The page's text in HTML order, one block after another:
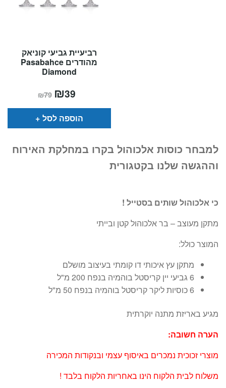
רביעיית גביעי קוניאק
מהודרים Pasabahce
Diamond
₪79 המחיר
המקורי
היה:
₪79.
₪39
הוא:
הוספה לסל
למבחר כוסות אלכוהול בקרו במחלקת האירוח
וההגשה שלנו בקטגורית
כי אלכוהול שותים בסטייל !
מתקן מעוצב – בר אלכוהול קטן ובייתי
המוצר כולל:
מתקן עץ איכותי דו קומתי בעיצוב מושלם
6 גביעי יין קריסטל בוהמיה בנפח 200 מ"ל
6 כוסיות ליקר קריסטל בוהמיה בנפח 50 מ"ל
מגיע באריזת מתנה יוקרתית
הערה חשובה:
מוצרי זכוכית נמכרים באיסוף עצמי ובנקודות המכירה
משלוח לבית הלקוח הינו באחריות הלקוח בלבד !